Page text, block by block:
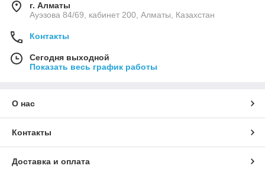
г. Алматы
Ауэзова 84/69, кабинет 200, Алматы, Казахстан
Контакты
Сегодня выходной
Показать весь график работы
О нас
Контакты
Доставка и оплата